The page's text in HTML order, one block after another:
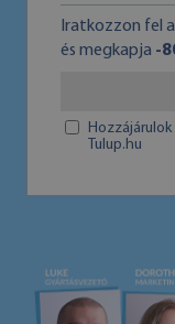
Iratkozzon fel
és megkapja -
Tulup.hu